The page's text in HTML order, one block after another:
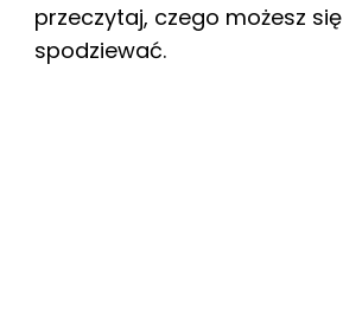
przeczytaj, czego możesz się
spodziewać.